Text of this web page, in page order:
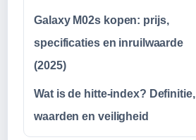
Galaxy M02s kopen: prijs,
specificaties en inruilwaarde
(2025)
Wat is de hitte-index? Definitie,
waarden en veiligheid